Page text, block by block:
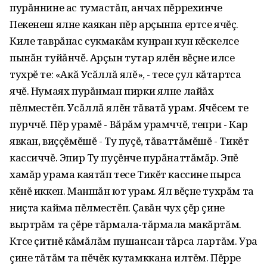
пурăннине ас тумастăп, анчах пĕррехинче
Пекенеш ялне каякан пĕр арçынпа ертсе ячĕç.
Киле таврăнас сукмакăм кунран кун кĕскелсе
пынăн туйăнчĕ. Арçын тутар ялĕн вĕçне илсе
тухрĕ те: «Акă Усăллă ялĕ», - тесе çул кăтартса
ячĕ. Нумаях пурăнман пирки ялне лайăх
пĕлместĕп. Усăллă ялĕн тăватă урам. Ячĕсем те
пурччĕ. Пĕр урамĕ - Вăрăм урамччĕ, тепри - Кар
явкан, виççĕмĕшĕ - Ту пуçĕ, тăваттăмĕшĕ - Тикĕт
кассиччĕ. Эпир Ту пуçĕнче пурăнаттăмăр. Эпĕ
хамăр урама каятăп тесе Тикĕт кассине пырса
кĕнĕ иккен. Маншăн ют урам. Ял вĕçне тухрăм та
ниçта кайма пĕлместĕп. Ҫавăн чух çĕр çине
выртрăм та çĕре тăрмала-тăрмала макăртăм.
Кӱтсе çитнĕ кăмăлăм пушансан тăрса лартăм. Ура
çине тăтăм та пĕчĕк кутамккана илтĕм. Пĕрре